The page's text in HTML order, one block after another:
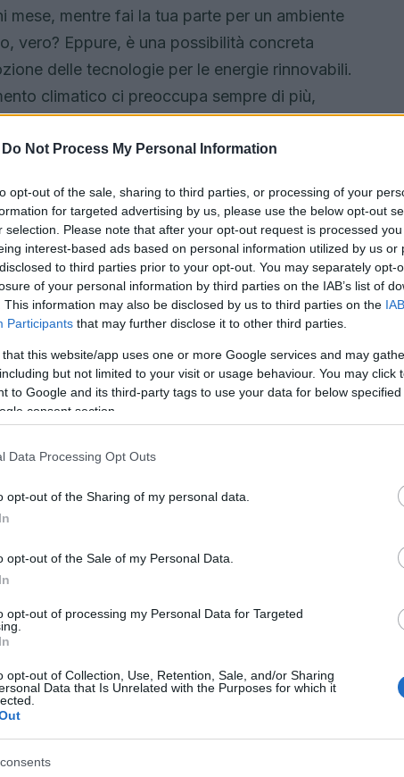
Do Not Process My Personal Information
opt-out of the sale, sharing to third parties, or processing of your
for targeted advertising by us, please use the below opt-out
selection. Please note that after your opt-out request is processed
interest-based ads based on personal information utilized by us or
to third parties prior to your opt-out. You may separately opt-
of your personal information by third parties on the IAB’s list of
This information may also be disclosed by us to third parties on the
Participants that may further disclose it to other third parties.
that this website/app uses one or more Google services and may
but not limited to your visit or usage behaviour. You may click
to Google and its third-party tags to use your data for below
consent section.
Data Processing Opt Outs
opt-out of the Sharing of my personal data.
opt-out of the Sale of my Personal Data.
opt-out of processing my Personal Data for Targeted
opt-out of Collection, Use, Retention, Sale, and/or Sharing
Data that Is Unrelated with the Purposes for which it
mese, mentre fai la tua parte per un ambiente
vero? Eppure, è una possibilità concreta
delle tecnologie per le energie rinnovabili.
climatico ci preoccupa sempre di più,
Scopriamo insieme come migliorare la
grazie all’uso intelligente dell’energia.
energetica
di risparmio; è un passo cruciale
davvero? Quando parliamo di efficienza,
energetici, utilizzando meno energia per
alleggerisce le spese in bolletta, ma riduce
il nostro pianeta.
l’installazione di lampadine a LED o